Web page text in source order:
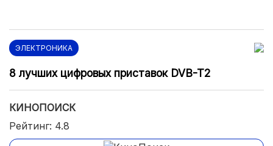
ЭЛЕКТРОНИКА
8 лучших цифровых приставок DVB-T2
КИНОПОИСК
Рейтинг: 4.8